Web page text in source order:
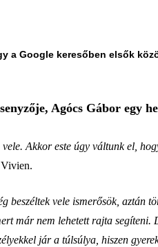
a Google keresőben elsők
Agócs Gábor egy
Akkor este úgy váltunk el,
beszéltek vele ismerősök, aztán
már nem lehetett rajta
jár a túlsúlya, hiszen